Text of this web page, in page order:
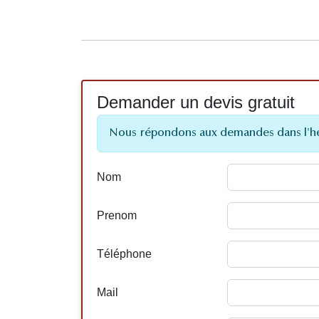
Demander un devis gratuit
Nous répondons aux demandes dans
Nom
Prenom
Téléphone
Mail